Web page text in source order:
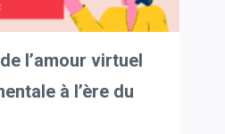
l’amour virtuel
à l’ère du